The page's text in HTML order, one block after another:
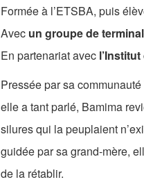
Formée à l’ETSBA, puis
Avec un groupe de
En partenariat avecl’Institut
Pressée par sa
elle a tant parlé, Bamima
silures qui la peuplaient
guidée par sa grand-mère,
de la rétablir.